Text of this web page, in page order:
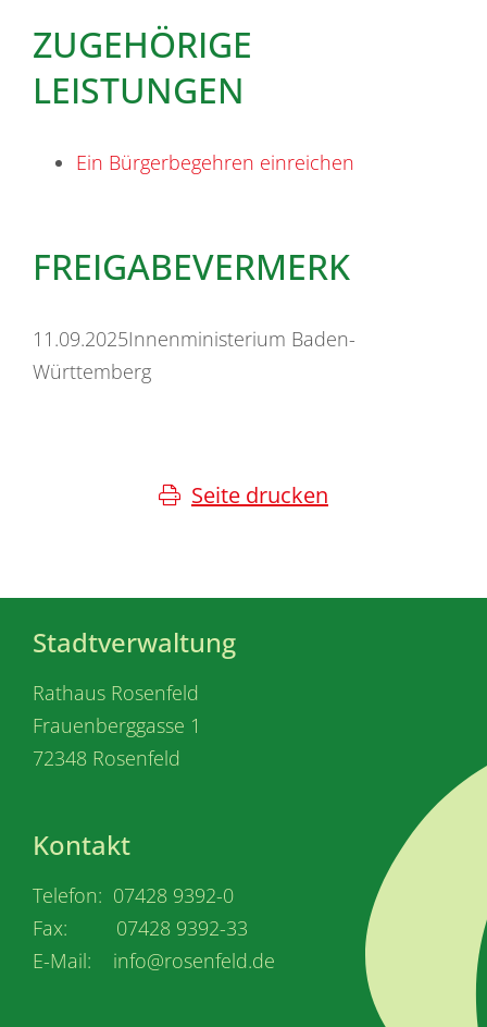
ZUGEHÖRIGE
LEISTUNGEN
Ein Bürgerbegehren einreichen
FREIGABEVERMERK
11.09.2025Innenministerium Baden-
Württemberg
Seite drucken
Stadtverwaltung
Rathaus Rosenfeld
Frauenberggasse 1
72348 Rosenfeld
Kontakt
Telefon: 07428 9392-0
Fax: 07428 9392-33
E-Mail: info@rosenfeld.de